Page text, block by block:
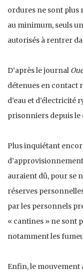
ordures ne sont plus
au minimum, seuls
autorisés à rentrer
D’après le journal
détenues en contact
d’eau et d’électricité
prisonniers depuis le
Plus inquiétant
auraient dû, pour se
réserves
par les personnels
« cantines » ne sont
notamment les
Enfin, le mouvement